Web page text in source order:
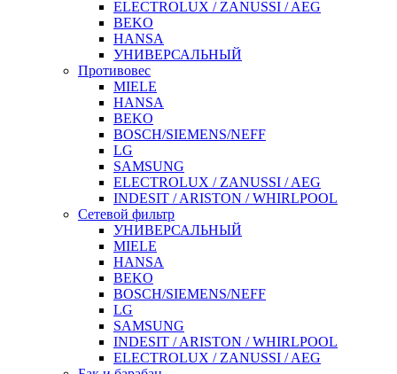
ELECTROLUX / ZANUSSI / AEG
BEKO
HANSA
УНИВЕРСАЛЬНЫЙ
Противовес
MIELE
HANSA
BEKO
BOSCH/SIEMENS/NEFF
LG
SAMSUNG
ELECTROLUX / ZANUSSI / AEG
INDESIT / ARISTON / WHIRLPOOL
Сетевой фильтр
УНИВЕРСАЛЬНЫЙ
MIELE
HANSA
BEKO
BOSCH/SIEMENS/NEFF
LG
SAMSUNG
INDESIT / ARISTON / WHIRLPOOL
ELECTROLUX / ZANUSSI / AEG